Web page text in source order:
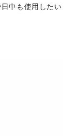
中も使用したい